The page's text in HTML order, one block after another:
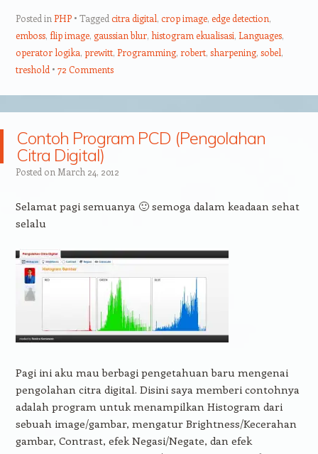
Posted in PHP Tagged citra digital, crop image, edge detection,
emboss, flip image, gaussian blur, histogram ekualisasi, Languages,
operator logika, prewitt, Programming, robert, sharpening, sobel,
treshold
72 Comments
Contoh Program PCD (Pengolahan
Citra Digital)
Posted on March 24, 2012
Selamat pagi semuanya 🙂 semoga dalam keadaan sehat
selalu
Pagi ini aku mau berbagi pengetahuan baru mengenai
pengolahan citra digital. Disini saya memberi contohnya
adalah program untuk menampilkan Histogram dari
sebuah image/gambar, mengatur Brightness/Kecerahan
gambar, Contrast, efek Negasi/Negate, dan efek